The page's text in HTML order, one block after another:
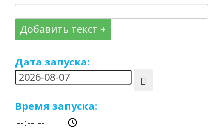
Добавить текст +
Дата запуска:
Время запуска: